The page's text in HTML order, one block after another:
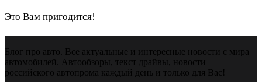
Это Вам пригодится!
Блог про авто. Все актуальные и интересные новости с мира
автомобилей. Автообзоры, текст драйвы, новости
российского автопрома каждый день и только для Вас!